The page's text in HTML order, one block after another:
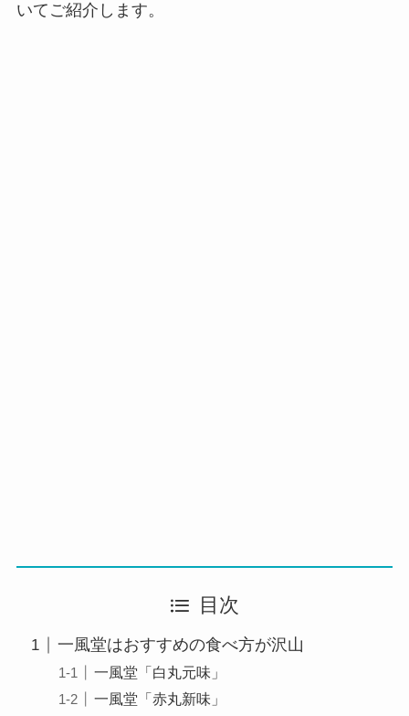
いてご紹介します。
目次
一風堂はおすすめの食べ方が沢山
一風堂「白丸元味」
一風堂「赤丸新味」